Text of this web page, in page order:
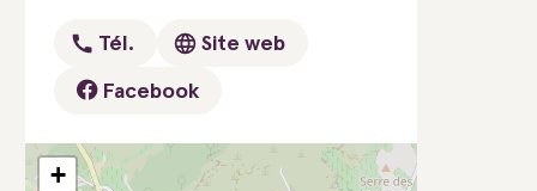
Tél. Site web
Facebook
+